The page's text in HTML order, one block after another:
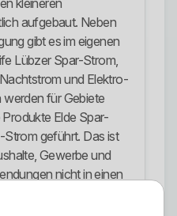
kleineren
aufgebaut. Neben
gibt es im eigenen
Lübzer Spar-Strom,
und Elektro-
für Gebiete
Elde Spar-
geführt. Das ist
Gewerbe und
nicht in einen